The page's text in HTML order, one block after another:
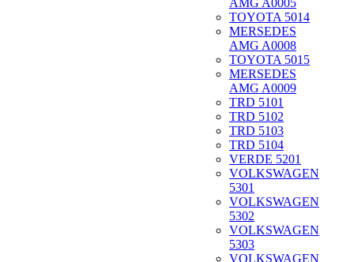
AMG A0005
TOYOTA 5014
MERSEDES
AMG A0008
TOYOTA 5015
MERSEDES
AMG A0009
TRD 5101
TRD 5102
TRD 5103
TRD 5104
VERDE 5201
VOLKSWAGEN
5301
VOLKSWAGEN
5302
VOLKSWAGEN
5303
VOLKSWAGEN